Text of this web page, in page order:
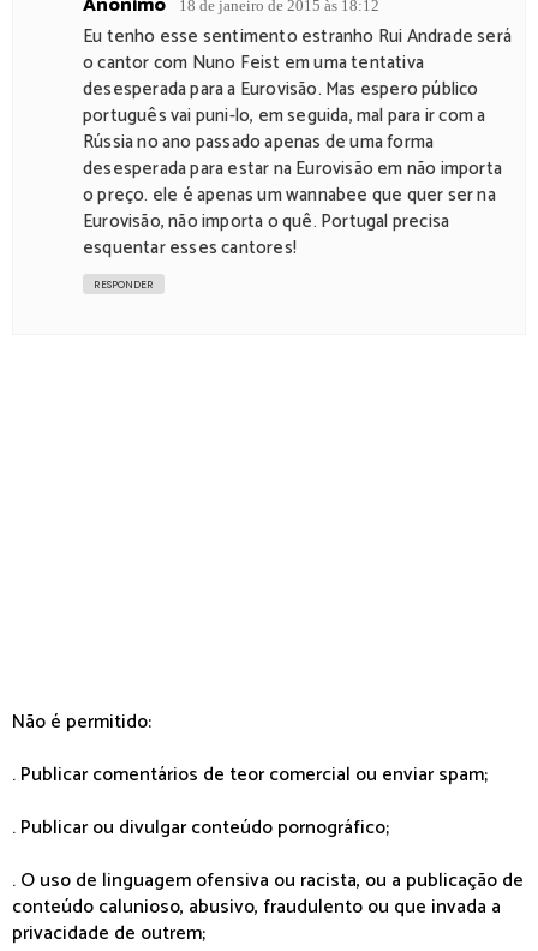
18 de janeiro de 2015 às 18:12
Eu tenho esse sentimento estranho Rui Andrade será
o cantor com Nuno Feist em uma tentativa
desesperada para a Eurovisão. Mas espero público
português vai puni-lo, em seguida, mal para ir com a
Rússia no ano passado apenas de uma forma
desesperada para estar na Eurovisão em não importa
o preço. ele é apenas um wannabee que quer ser na
Eurovisão, não importa o quê. Portugal precisa
esquentar esses cantores!
RESPONDER
Não é permitido:
. Publicar comentários de teor comercial ou enviar spam;
. Publicar ou divulgar conteúdo pornográfico;
. O uso de linguagem ofensiva ou racista, ou a publicação de
conteúdo calunioso, abusivo, fraudulento ou que invada a
privacidade de outrem;